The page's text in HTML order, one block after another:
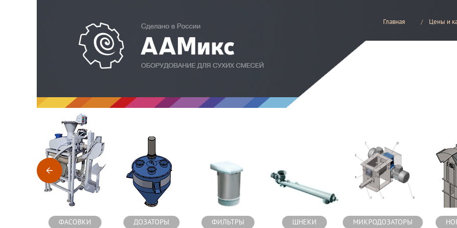
Оборудование для производства сухих строительных смесей Главная Цены и
ФАСОВКИ ДОЗАТОРЫ ФИЛЬТРЫ ШНЕКИ МИКРОДОЗАТОРЫ